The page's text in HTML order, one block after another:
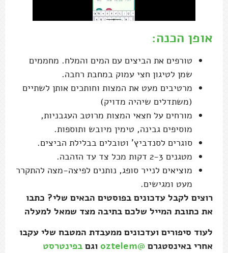
אופן הכנה:
טורפים את הביצים עם המים והמלח. מחממים
שמן לטיגון חצי עמוק במחבת רחבה.
מרטיבים מעט את המצות וחותכים אותן לשתיים
(משתדלים שיהיה מדויק)
מורחים על חצאי המצות מרוטב העגבניות,
מוסיפים גבינה, טימין מיובש ותוספות.
סוגרים לסנדביץ' וטובלים בבלילת הביצים.
מטגנים 2-3 דקות מכל צד עד הזהבה.
מוציאים לנייר סופג, נותנים לפיצה-מצה להתקרר
מעט ומגישים.
רוצים לקבל עדכונים בפוסטים הבאים שלי? כתבו
את כתובת המייל שלכם בתיבה מצד שמאל למעלה
לעוד סיפורים ועדכונים ממעבדת המטבח שלי עקבו
אחרי באינסטגרם @oztelem וגם בפינטרסט